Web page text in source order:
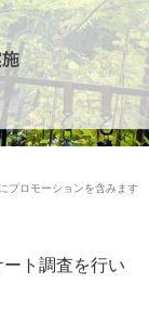
プロモーションを含みます
ト調査を行い